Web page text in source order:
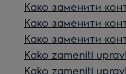
Како заменити
Како заменити
Како заменити
Kako zameniti
Kako zameniti